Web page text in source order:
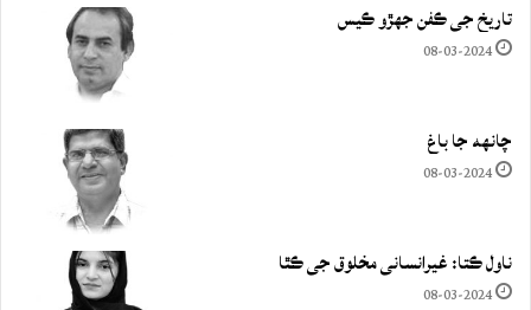
تاريخ جي ڪفن جھڙو ڪيس
08-03-2024
چانهه جا باغ
08-03-2024
ناول ڪتا: غيرانساني مخلوق جي ڪٿا
08-03-2024